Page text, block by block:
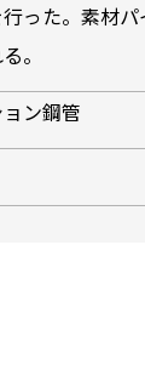
った。素材
。
ン鋼管